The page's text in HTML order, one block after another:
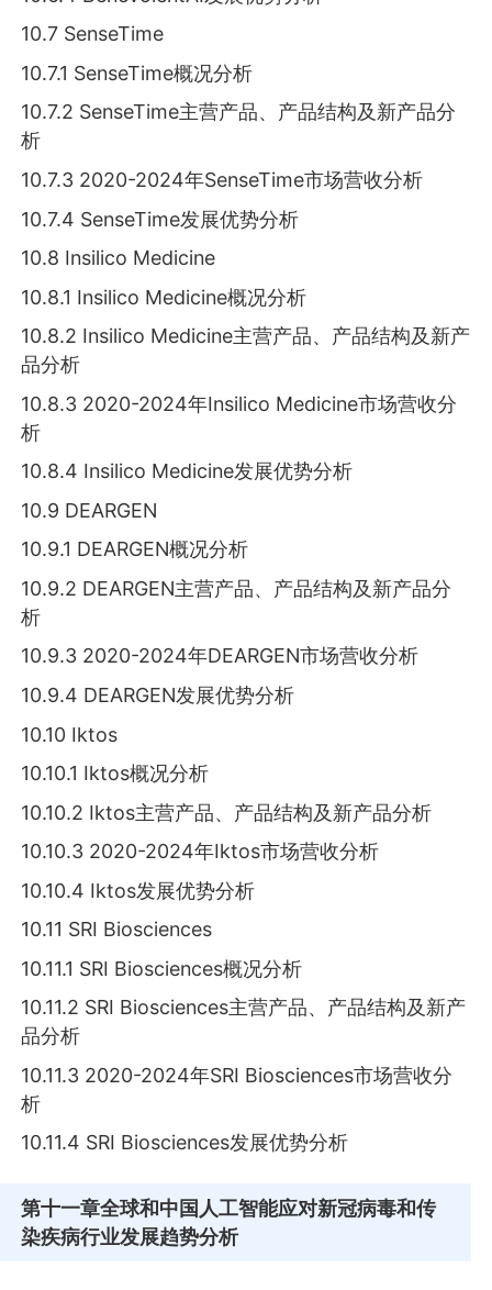
10.7 SenseTime
10.7.1 SenseTime概况分析
10.7.2 SenseTime主营产品、产品结构及新产品分
析
10.7.3 2020-2024年SenseTime市场营收分析
10.7.4 SenseTime发展优势分析
10.8 Insilico Medicine
10.8.1 Insilico Medicine概况分析
10.8.2 Insilico Medicine主营产品、产品结构及新产
品分析
10.8.3 2020-2024年Insilico Medicine市场营收分
析
10.8.4 Insilico Medicine发展优势分析
10.9 DEARGEN
10.9.1 DEARGEN概况分析
10.9.2 DEARGEN主营产品、产品结构及新产品分
析
10.9.3 2020-2024年DEARGEN市场营收分析
10.9.4 DEARGEN发展优势分析
10.10 Iktos
10.10.1 Iktos概况分析
10.10.2 Iktos主营产品、产品结构及新产品分析
10.10.3 2020-2024年Iktos市场营收分析
10.10.4 Iktos发展优势分析
10.11 SRI Biosciences
10.11.1 SRI Biosciences概况分析
10.11.2 SRI Biosciences主营产品、产品结构及新产
品分析
10.11.3 2020-2024年SRI Biosciences市场营收分
析
10.11.4 SRI Biosciences发展优势分析
第十一章全球和中国人工智能应对新冠病毒和传
染疾病行业发展趋势分析